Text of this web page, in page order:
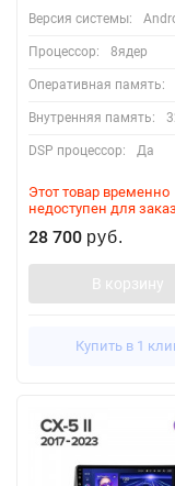
Версия системы:
Процессор: 8ядер
Оперативная память:
Внутренняя память:
DSP процессор: Да
Этот товар временно
недоступен для
28 700 руб.
В корзину
Купить в 1